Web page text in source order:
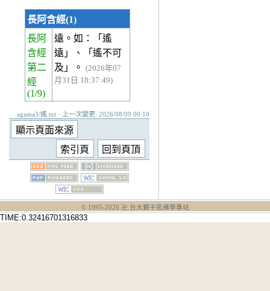
長阿含經(1)
長阿
含經
第二
經
(1/9)
遠。如：「遙
遠」、「遙不可
及」。
(2026年07
月31日 18:37:49)
agama3/遙.txt · 上一次變更: 2026/08/09 00:10
© 1995-2026 卍 台大獅子吼佛學專站
TIME:0.32416701316833